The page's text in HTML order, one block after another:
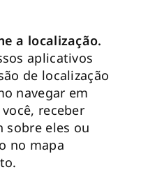
a localização.
aplicativos
de localização
navegar em
receber
sobre eles ou
no mapa